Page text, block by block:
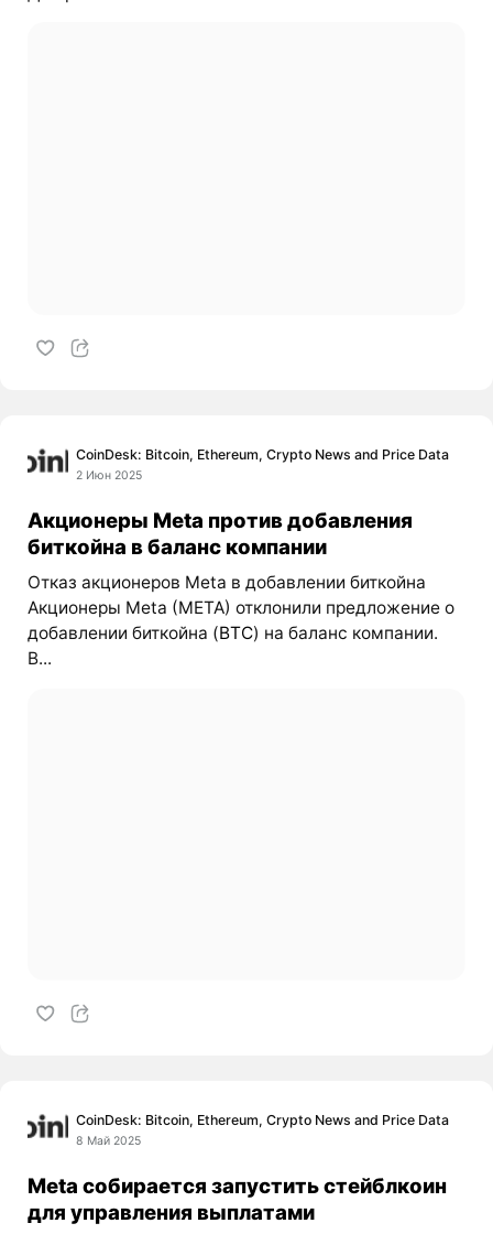
CoinDesk: Bitcoin, Ethereum, Crypto News and Price Data
2 Июн 2025
Акционеры Meta против добавления
биткойна в баланс компании
Отказ акционеров Meta в добавлении биткойна
Акционеры Meta (META) отклонили предложение о
добавлении биткойна (BTC) на баланс компании.
В...
CoinDesk: Bitcoin, Ethereum, Crypto News and Price Data
8 Май 2025
Meta собирается запустить стейблкоин
для управления выплатами